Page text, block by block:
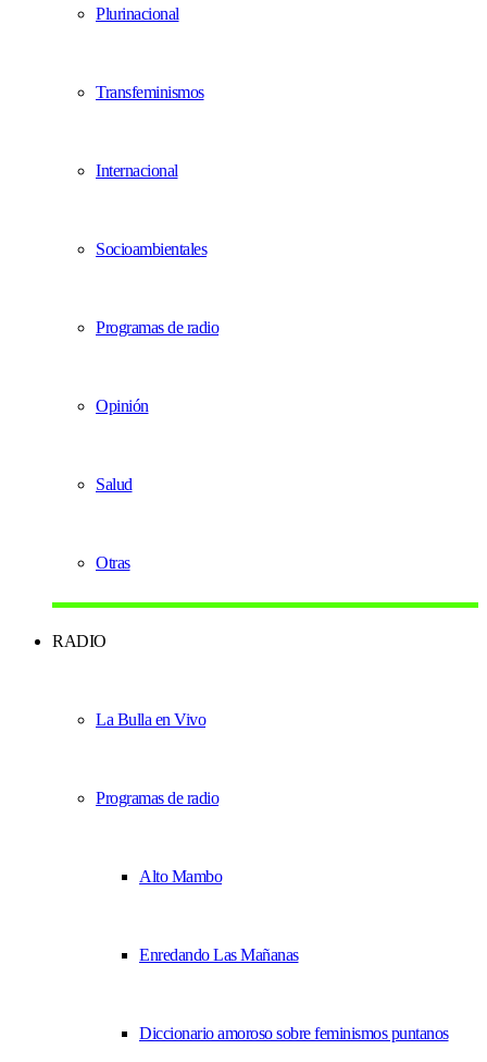
Plurinacional
Transfeminismos
Internacional
Socioambientales
Programas de radio
Opinión
Salud
Otras
RADIO
La Bulla en Vivo
Programas de radio
Alto Mambo
Enredando Las Mañanas
Diccionario amoroso sobre feminismos puntanos